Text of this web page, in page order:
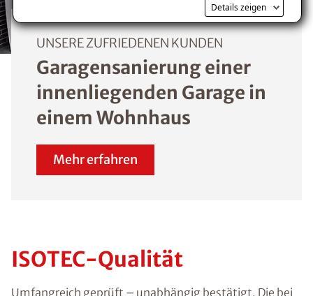
Details zeigen
UNSERE ZUFRIEDENEN KUNDEN
Garagensanierung einer
innenliegenden Garage in
einem Wohnhaus
Mehr erfahren
ISOTEC-Qualität
Umfangreich geprüft – unabhängig bestätigt. Die bei